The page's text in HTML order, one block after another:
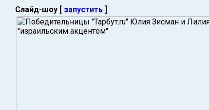
Слайд-шоу [ запустить ]